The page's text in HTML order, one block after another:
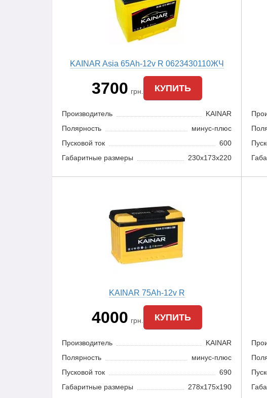
KAINAR Asia 65Ah-12v R 0623430110ЖЧ
3700 грн. КУПИТЬ
Производитель
KAINAR
Полярность
минус-плюс
Пусковой ток
600
Габаритные размеры
230x173x220
KAINAR 75Ah-12v R
4000 грн. КУПИТЬ
Производитель
KAINAR
Полярность
минус-плюс
Пусковой ток
690
Габаритные размеры
278x175x190